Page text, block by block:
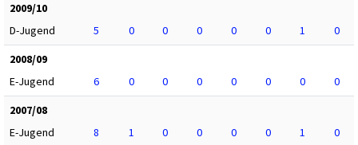
2009/10
D-Jugend
5 0 0 0 0 0 1
0
2008/09
E-Jugend
6 0 0 0 0 0 0
0
2007/08
E-Jugend
8 1 0 0 0 0 1 0